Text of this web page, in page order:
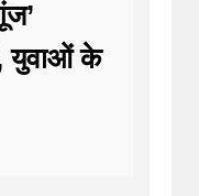
युवाओं के